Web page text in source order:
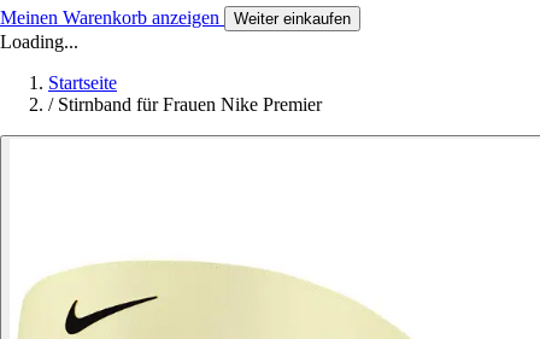
Meinen Warenkorb anzeigen Weiter einkaufen
Loading...
Startseite
/ Stirnband für Frauen Nike Premier